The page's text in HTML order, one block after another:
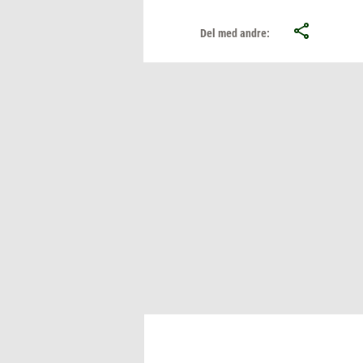
Del med andre: